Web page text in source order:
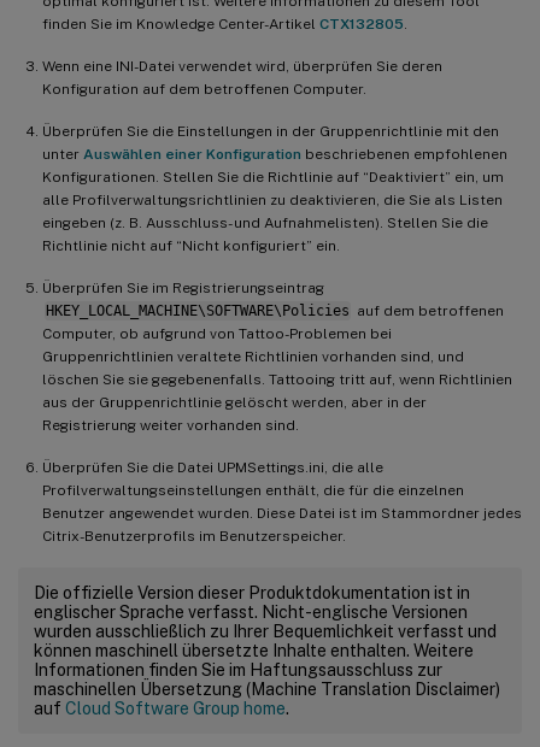
finden Sie im Knowledge Center-Artikel CTX132805
Wenn eine INI-Datei verwendet wird, überprüfen Sie deren
Konfiguration auf dem betroffenen Computer.
Überprüfen Sie die Einstellungen in der Gruppenrichtlinie mit den
unter Auswählen einer Konfiguration beschriebenen empfohlenen
Konfigurationen. Stellen Sie die Richtlinie auf “Deaktiviert” ein, um
alle Profilverwaltungsrichtlinien zu deaktivieren, die Sie als Listen
eingeben (z. B. Ausschluss- und Aufnahmelisten). Stellen Sie die
Richtlinie nicht auf “Nicht konfiguriert” ein.
Überprüfen Sie im Registrierungseintrag
HKEY_LOCAL_MACHINE\SOFTWARE\Policies auf dem betroffenen
Computer, ob aufgrund von Tattoo-Problemen bei
Gruppenrichtlinien veraltete Richtlinien vorhanden sind, und
löschen Sie sie gegebenenfalls. Tattooing tritt auf, wenn Richtlinien
aus der Gruppenrichtlinie gelöscht werden, aber in der
Registrierung weiter vorhanden sind.
Überprüfen Sie die Datei UPMSettings.ini, die alle
Profilverwaltungseinstellungen enthält, die für die einzelnen
Benutzer angewendet wurden. Diese Datei ist im Stammordner jedes
Citrix-Benutzerprofils im Benutzerspeicher.
Die offizielle Version dieser Produktdokumentation ist in
englischer Sprache verfasst. Nicht-englische Versionen
wurden ausschließlich zu Ihrer Bequemlichkeit verfasst und
können maschinell übersetzte Inhalte enthalten. Weitere
Informationen finden Sie im Haftungsausschluss zur
maschinellen Übersetzung (Machine Translation Disclaimer)
auf Cloud Software Group home.